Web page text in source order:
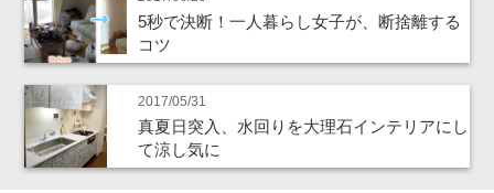
5秒で決断！一人暮らし女子が、断捨離する
コツ
2017/05/31
真夏日突入、水回りを大理石インテリアにし
て涼し気に